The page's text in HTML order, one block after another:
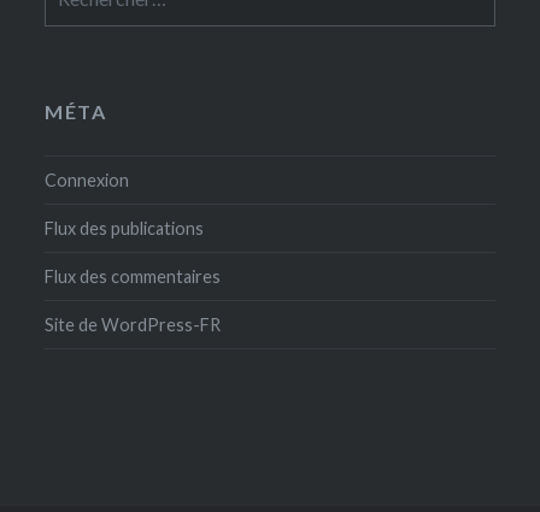
MÉTA
Connexion
Flux des publications
Flux des commentaires
Site de WordPress-FR